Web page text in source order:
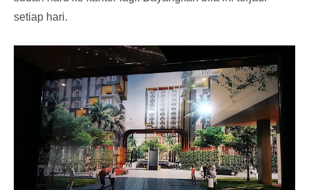
setiap hari.